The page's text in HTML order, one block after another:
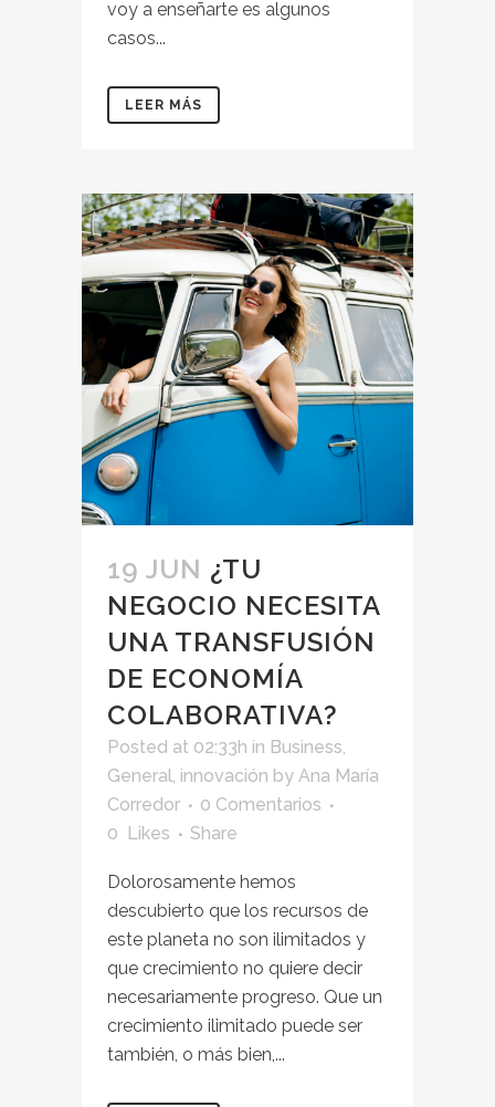
voy a enseñarte es algunos
casos...
LEER MÁS
19 JUN ¿TU
NEGOCIO NECESITA
UNA TRANSFUSIÓN
DE ECONOMÍA
COLABORATIVA?
Posted at 02:33h in Business,
General, innovación by Ana María
Corredor
0 Comentarios
0 Likes Share
Dolorosamente hemos
descubierto que los recursos de
este planeta no son ilimitados y
que crecimiento no quiere decir
necesariamente progreso. Que un
crecimiento ilimitado puede ser
también, o más bien,...